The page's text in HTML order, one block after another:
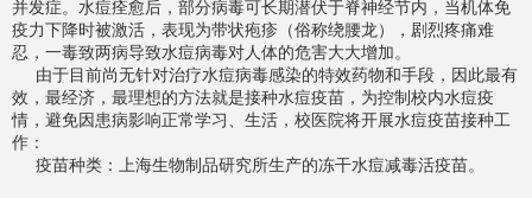
并发症。水痘痊愈后，部分病毒可长期潜伏于脊神经节内，当机体免
疫力下降时被激活，表现为带状疱疹（俗称绕腰龙），剧烈疼痛难
忍，一毒致两病导致水痘病毒对人体的危害大大增加。
由于目前尚无针对治疗水痘病毒感染的特效药物和手段，因此最有
效，最经济，最理想的方法就是接种水痘疫苗， 为控制校内水痘疫
情，避免因患病影响正常学习、生活，校医院将开展水痘疫苗接种工
作：
疫苗种类：上海生物制品研究所生产的冻干水痘减毒活疫苗。